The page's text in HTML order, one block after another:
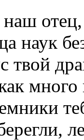
наук
твой
много